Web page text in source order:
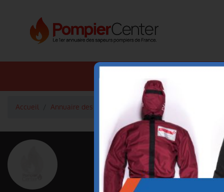
Accueil Annuaire des pompiers Adjudant-Chef
< Retour à la liste des pompiers